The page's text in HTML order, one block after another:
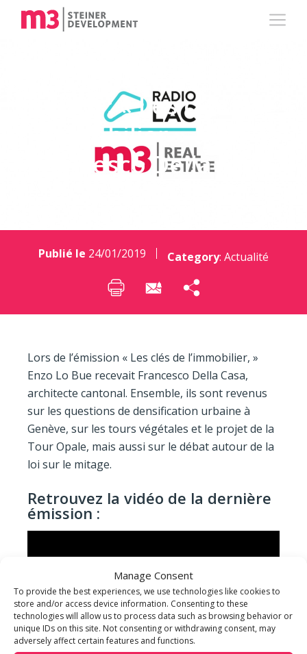
Manage Consent
To provide the best experiences, we use technologies like cookies to
store and/or access device information. Consenting to these
technologies will allow us to process data such as browsing behavior or
unique IDs on this site. Not consenting or withdrawing consent, may
adversely affect certain features and functions.
RADIO : « Les clés de
l’immobilier » avec
Francesco Della Casa
Publié le 24/01/2019 Category: Actualité
Lors de l’émission « Les clés de l’immobilier, »
Enzo Lo Bue recevait Francesco Della Casa,
architecte cantonal. Ensemble, ils sont revenus
sur les questions de densification urbaine à
Genève, sur les tours végétales et le projet de la
Tour Opale, mais aussi sur le débat autour de la
loi sur le mitage.
Retrouvez la vidéo de la dernière
émission :